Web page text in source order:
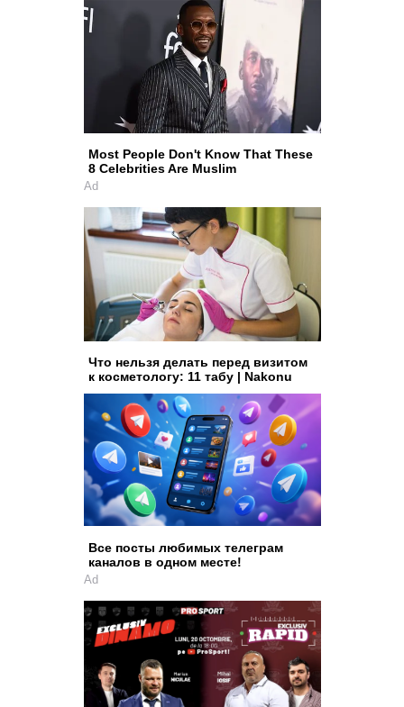
Most People Don't Know That These
8 Celebrities Are Muslim
Ad
Что нельзя делать перед визитом
к косметологу: 11 табу | Nakonu
Все посты любимых телеграм
каналов в одном месте!
Ad